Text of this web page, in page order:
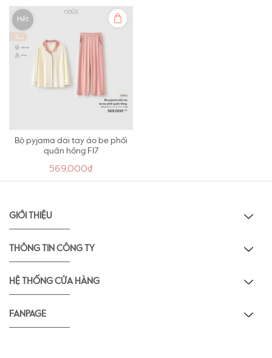
Hết
Bộ pyjama dài tay áo be phối
quần hồng F17
569,000₫
GIỚI THIỆU
THÔNG TIN CÔNG TY
HỆ THỐNG CỬA HÀNG
FANPAGE